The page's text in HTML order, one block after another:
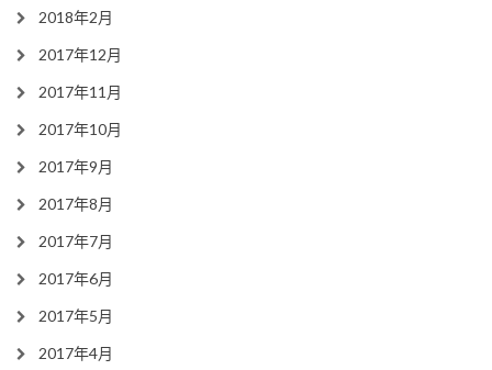
2018年2月
2017年12月
2017年11月
2017年10月
2017年9月
2017年8月
2017年7月
2017年6月
2017年5月
2017年4月